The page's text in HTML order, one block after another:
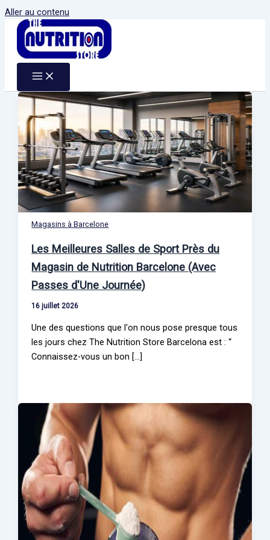
Aller au contenu
Magasins à Barcelone
Les Meilleures Salles de Sport Près du
Magasin de Nutrition Barcelone (Avec
Passes d'Une Journée)
16 juillet 2026
Une des questions que l'on nous pose presque tous
les jours chez The Nutrition Store Barcelona est : “
Connaissez-vous un bon […]